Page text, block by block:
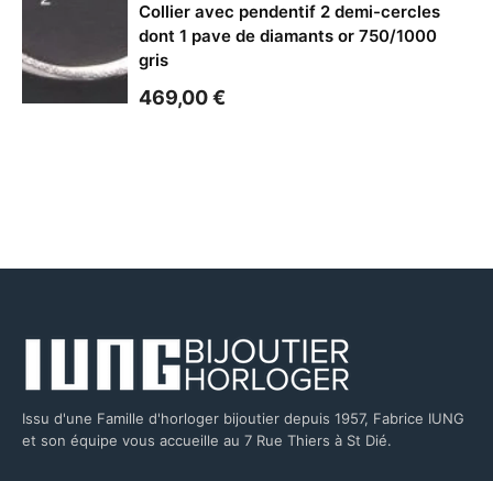
Collier avec pendentif 2 demi-cercles
dont 1 pave de diamants or 750/1000
gris
469,00€
Issu d'une Famille d'horloger bijoutier depuis 1957, Fabrice IUNG
et son équipe vous accueille au 7 Rue Thiers à St Dié.